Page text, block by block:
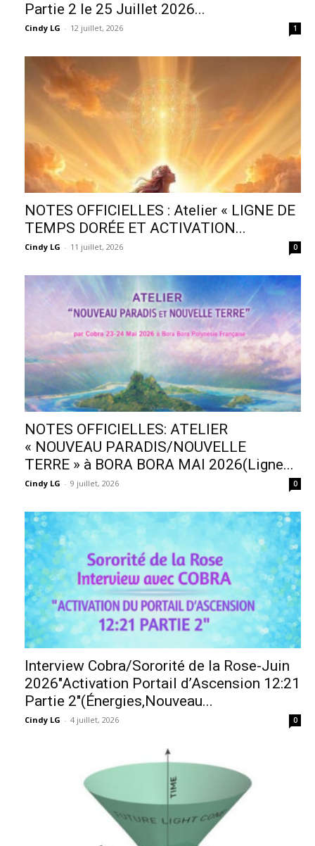
Partie 2 le 25 Juillet 2026...
Cindy LG - 12 juillet, 2026 1
NOTES OFFICIELLES : Atelier « LIGNE DE
TEMPS DORÉE ET ACTIVATION...
Cindy LG - 11 juillet, 2026 0
NOTES OFFICIELLES: ATELIER
« NOUVEAU PARADIS/NOUVELLE
TERRE » à BORA BORA MAI 2026(Ligne...
Cindy LG - 9 juillet, 2026 0
Interview Cobra/Sororité de la Rose-Juin
2026″Activation Portail d’Ascension 12:21
Partie 2″(Énergies,Nouveau...
Cindy LG - 4 juillet, 2026 0